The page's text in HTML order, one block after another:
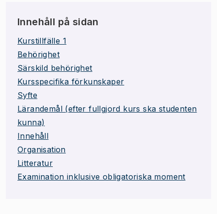
Innehåll på sidan
Kurstillfälle 1
Behörighet
Särskild behörighet
Kursspecifika förkunskaper
Syfte
Lärandemål (efter fullgjord kurs ska studenten
kunna)
Innehåll
Organisation
Litteratur
Examination inklusive obligatoriska moment